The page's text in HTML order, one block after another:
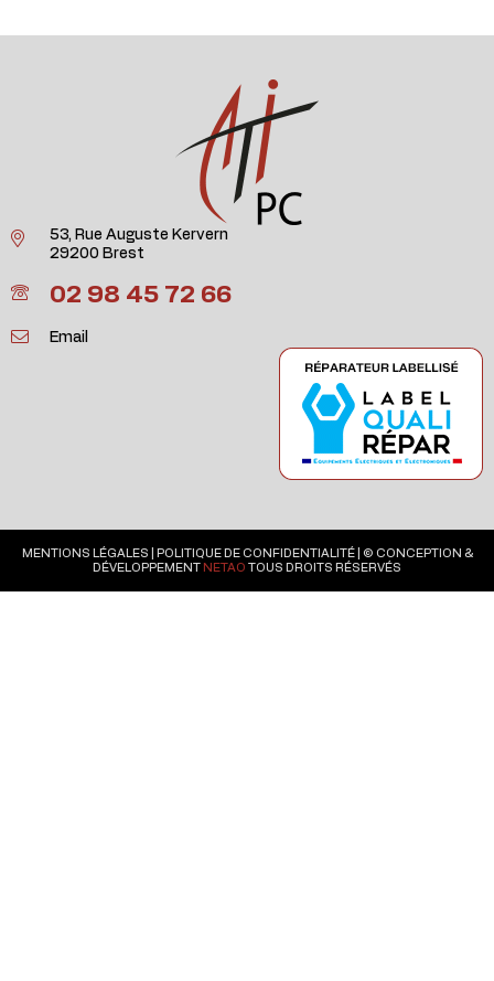
53, Rue Auguste Kervern
29200 Brest
02 98 45 72 66
Email
MENTIONS LÉGALES POLITIQUE DE CONFIDENTIALITÉ| © CONCEPTION &
DÉVELOPPEMENT NETAO TOUS DROITS RÉSERVÉS